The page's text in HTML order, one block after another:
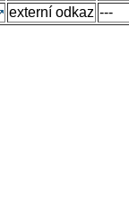
externí odkaz ---